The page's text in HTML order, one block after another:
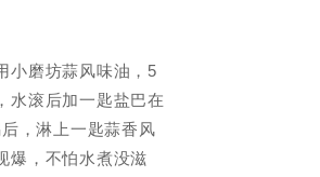
小磨坊蒜风味油，5
水滚后加一匙盐巴在
，淋上一匙蒜香风
爆，不怕水煮没滋